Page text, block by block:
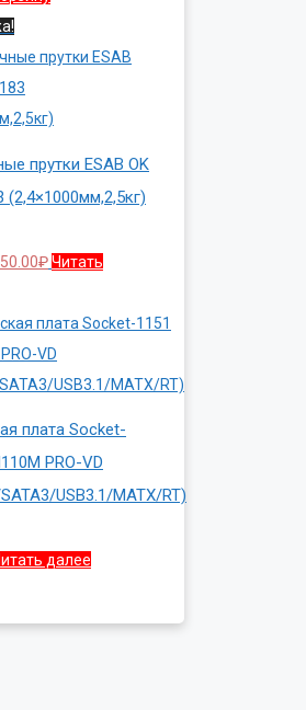
прутки ESAB OK
(2,4×1000мм,2,5кг)
₽Текущая
950.00₽.
Читать
плата Socket-
PRO-VD
USB3.1/MATX/RT)
далее